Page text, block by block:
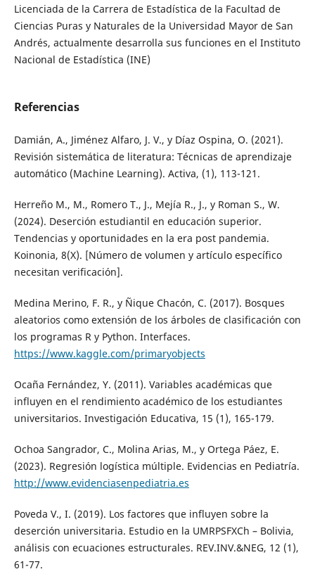
Licenciada de la Carrera de Estadística de la Facultad de
Ciencias Puras y Naturales de la Universidad Mayor de San
Andrés, actualmente desarrolla sus funciones en el Instituto
Nacional de Estadística (INE)
Referencias
Damián, A., Jiménez Alfaro, J. V., y Díaz Ospina, O. (2021).
Revisión sistemática de literatura: Técnicas de aprendizaje
automático (Machine Learning). Activa, (1), 113-121.
Herreño M., M., Romero T., J., Mejía R., J., y Roman S., W.
(2024). Deserción estudiantil en educación superior.
Tendencias y oportunidades en la era post pandemia.
Koinonia, 8(X). [Número de volumen y artículo específico
necesitan verificación].
Medina Merino, F. R., y Ñique Chacón, C. (2017). Bosques
aleatorios como extensión de los árboles de clasificación con
los programas R y Python. Interfaces.
https://www.kaggle.com/primaryobjects
Ocaña Fernández, Y. (2011). Variables académicas que
influyen en el rendimiento académico de los estudiantes
universitarios. Investigación Educativa, 15 (1), 165-179.
Ochoa Sangrador, C., Molina Arias, M., y Ortega Páez, E.
(2023). Regresión logística múltiple. Evidencias en Pediatría.
http://www.evidenciasenpediatria.es
Poveda V., I. (2019). Los factores que influyen sobre la
deserción universitaria. Estudio en la UMRPSFXCh – Bolivia,
análisis con ecuaciones estructurales. REV.INV.&NEG, 12 (1),
61-77.